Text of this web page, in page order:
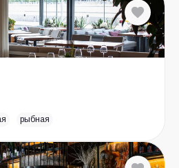
рыбная